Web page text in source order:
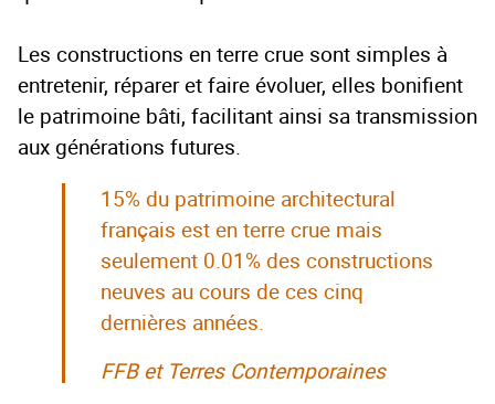
Les constructions en terre crue sont simples à
entretenir, réparer et faire évoluer, elles bonifient
le patrimoine bâti, facilitant ainsi sa transmission
aux générations futures.
15% du patrimoine architectural
français est en terre crue mais
seulement 0.01% des constructions
neuves au cours de ces cinq
dernières années.
FFB et Terres Contemporaines